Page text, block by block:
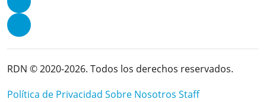
RDN © 2020-2026. Todos los derechos reservados.
Política de Privacidad Sobre Nosotros Staff